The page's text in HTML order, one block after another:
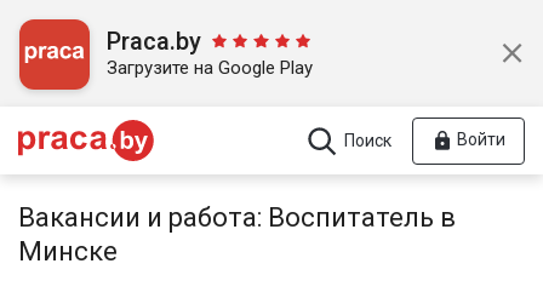
Praca.by
Загрузите на Google Play
Поиск Войти
Вакансии и работа: Воспитатель в
Минске